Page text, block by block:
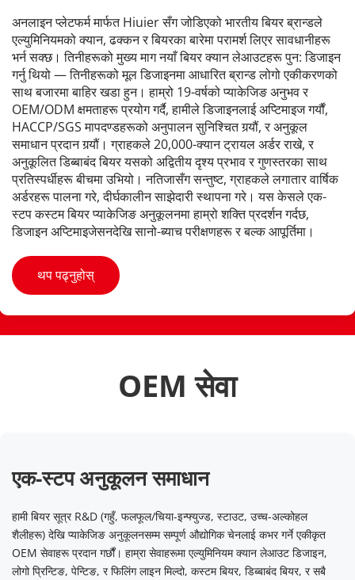
अनलाइन प्लेटफर्म मार्फत Hiuier सँग जोडिएको भारतीय बियर ब्रान्डले
एल्युमिनियमको क्यान, ढक्कन र बियरका बारेमा परामर्श लिएर सावधानीहरू
भर्न सक्छ। तिनीहरूको मुख्य माग नयाँ बियर क्यान लेआउटहरू पुन: डिजाइन
गर्नु थियो — तिनीहरूको मूल डिजाइनमा आधारित ब्रान्ड लोगो एकीकरणको
साथ बजारमा बाहिर खडा हुन। हाम्रो 19-वर्षको प्याकेजिङ अनुभव र
OEM/ODM क्षमताहरू प्रयोग गर्दै, हामीले डिजाइनलाई अप्टिमाइज गर्यौं,
HACCP/SGS मापदण्डहरूको अनुपालन सुनिश्चित गर्‍यौं, र अनुकूल
समाधान प्रदान गर्‍यौं। ग्राहकले 20,000-क्यान ट्रायल अर्डर राखे, र
अनुकूलित डिब्बाबंद बियर यसको अद्वितीय दृश्य प्रभाव र गुणस्तरका साथ
प्रतिस्पर्धीहरू बीचमा उभियो। नतिजासँग सन्तुष्ट, ग्राहकले लगातार वार्षिक
अर्डरहरू पालना गरे, दीर्घकालीन साझेदारी स्थापना गरे। यस केसले एक-
स्टप कस्टम बियर प्याकेजिङ अनुकूलनमा हाम्रो शक्ति प्रदर्शन गर्दछ,
डिजाइन अप्टिमाइजेसनदेखि सानो-ब्याच परीक्षणहरू र बल्क आपूर्तिमा।
थप पढ्नुहोस्
OEM सेवा
एक-स्टप अनुकूलन समाधान
हामी बियर सूत्र R&D (गहुँ, फलफूल/चिया-इन्फ्युज्ड, स्टाउट, उच्च-अल्कोहल
शैलीहरू) देखि प्याकेजिङ अनुकूलनसम्म सम्पूर्ण औद्योगिक चेनलाई कभर गर्ने एकीकृत
OEM सेवाहरू प्रदान गर्छौं। हाम्रा सेवाहरूमा एल्युमिनियम क्यान लेआउट डिजाइन,
लोगो प्रिन्टिङ, पेन्टिङ, र फिलिंग लाइन मिल्दो, कस्टम बियर, डिब्बाबंद बियर, र सबै